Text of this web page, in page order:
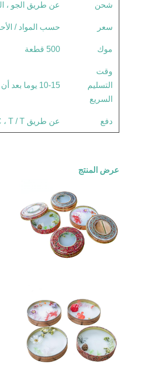
شحن عن طريق الجو ،
سعر حسب المواد /
موك 500 قطعة
وقت
التسليم
السريع
10-15 يوما بعد أن حصلت على طلبك
دفع عن طريق L / C ، T / T
عرض المنتج